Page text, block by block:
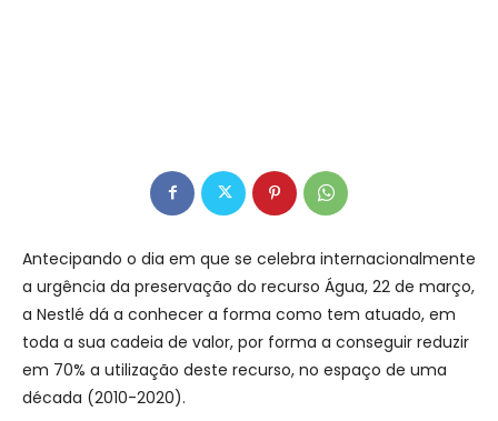
Antecipando o dia em que se celebra internacionalmente
a urgência da preservação do recurso Água, 22 de março,
a Nestlé dá a conhecer a forma como tem atuado, em
toda a sua cadeia de valor, por forma a conseguir reduzir
em 70% a utilização deste recurso, no espaço de uma
década (2010-2020).